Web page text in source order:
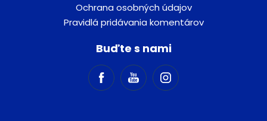
Ochrana osobných údajov
Pravidlá pridávania komentárov
Buďte s nami